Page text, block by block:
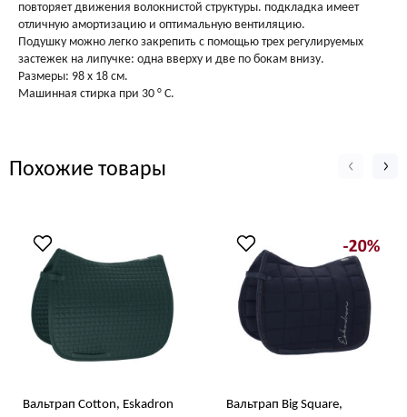
повторяет движения волокнистой структуры. подкладка имеет
отличную амортизацию и оптимальную вентиляцию.
Подушку можно легко закрепить с помощью трех регулируемых
застежек на липучке: одна вверху и две по бокам внизу.
Размеры: 98 х 18 см.
Машинная стирка при 30 ° C.
Похожие товары
Вальтрап Cotton, Eskadron
Вальтрап Big Square,